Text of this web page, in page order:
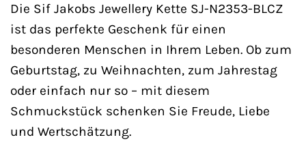
Die Sif Jakobs Jewellery Kette SJ-N2353-BLCZ
ist das perfekte Geschenk für einen
besonderen Menschen in Ihrem Leben. Ob zum
Geburtstag, zu Weihnachten, zum Jahrestag
oder einfach nur so – mit diesem
Schmuckstück schenken Sie Freude, Liebe
und Wertschätzung.